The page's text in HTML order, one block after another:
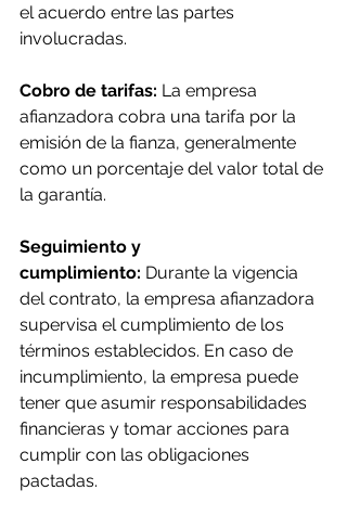
el acuerdo entre las partes
involucradas.
Cobro de tarifas: La empresa
afianzadora cobra una tarifa por la
emisión de la fianza, generalmente
como un porcentaje del valor total de
la garantía.
Seguimiento y
cumplimiento: Durante la vigencia
del contrato, la empresa afianzadora
supervisa el cumplimiento de los
términos establecidos. En caso de
incumplimiento, la empresa puede
tener que asumir responsabilidades
financieras y tomar acciones para
cumplir con las obligaciones
pactadas.